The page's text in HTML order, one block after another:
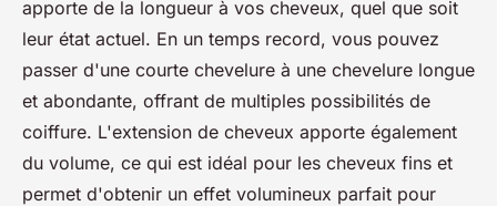
apporte de la longueur à vos cheveux, quel que soit
leur état actuel. En un temps record, vous pouvez
passer d'une courte chevelure à une chevelure longue
et abondante, offrant de multiples possibilités de
coiffure. L'extension de cheveux apporte également
du volume, ce qui est idéal pour les cheveux fins et
permet d'obtenir un effet volumineux parfait pour